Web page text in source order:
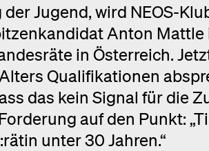
Jugend, wird NEOS-
Anton
in Österreich.
Qualifikationen
das kein Signal für die
auf den Punkt:
unter 30 Jahren.“